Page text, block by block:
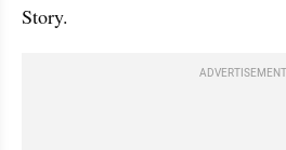
Story.
ADVERTISEMENT